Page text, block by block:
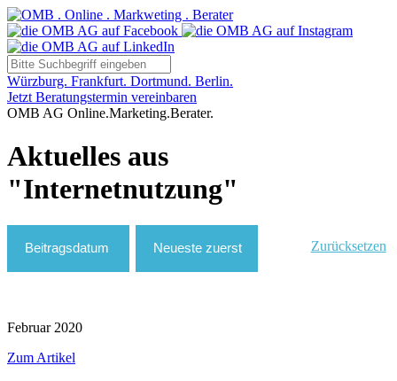
Würzburg. Frankfurt. Dortmund. Berlin.
Jetzt Beratungstermin vereinbaren
OMB AG Online.Marketing.Berater.
Aktuelles aus
"Internetnutzung"
Zurücksetzen
Februar 2020
Zum Artikel